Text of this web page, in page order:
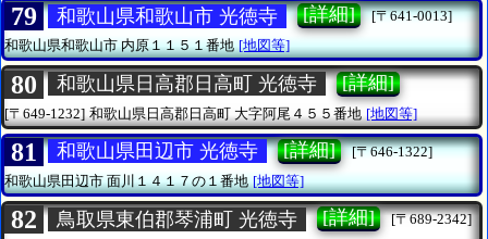
79 和歌山県和歌山市 光徳寺 [詳細]
[〒641-0013]
和歌山県和歌山市内原１１５１番地 [地図等]
80 和歌山県日高郡日高町 光徳寺 [詳細]
[〒649-1232] 和歌山県日高郡日高町 大字阿尾４５５番地 [地図等]
81 和歌山県田辺市 光徳寺 [詳細]
[〒646-1322]
和歌山県田辺市面川１４１７の１番地 [地図等]
82 鳥取県東伯郡琴浦町 光徳寺 [詳細]
[〒689-2342]